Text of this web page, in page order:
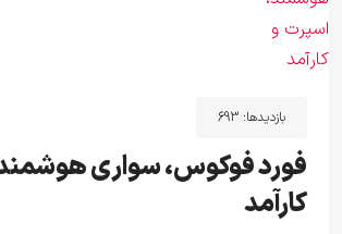
بازدیدها: 693
فورد فوکوس، سواری
کارآمد